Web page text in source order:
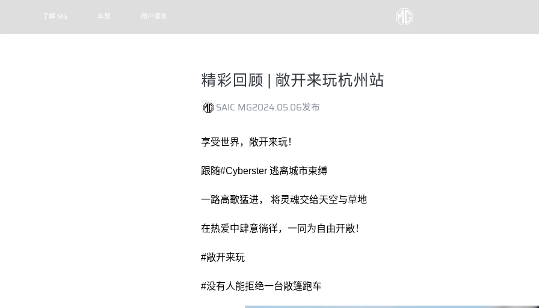
了解 MG 车型 用户服务
精彩回顾 | 敞开来玩杭州站
SAIC MG2024.05.06发布
享受世界，敞开来玩！
跟随#Cyberster 逃离城市束缚
一路高歌猛进， 将灵魂交给天空与草地
在热爱中肆意徜徉，一同为自由开敞！
#敞开来玩
#没有人能拒绝一台敞篷跑车